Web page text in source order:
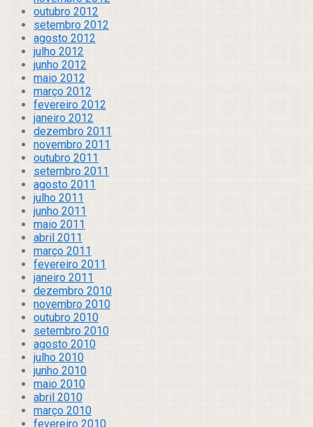
outubro 2012
setembro 2012
agosto 2012
julho 2012
junho 2012
maio 2012
março 2012
fevereiro 2012
janeiro 2012
dezembro 2011
novembro 2011
outubro 2011
setembro 2011
agosto 2011
julho 2011
junho 2011
maio 2011
abril 2011
março 2011
fevereiro 2011
janeiro 2011
dezembro 2010
novembro 2010
outubro 2010
setembro 2010
agosto 2010
julho 2010
junho 2010
maio 2010
abril 2010
março 2010
fevereiro 2010